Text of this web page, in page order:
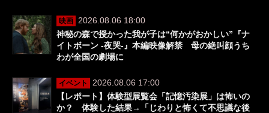
映画
2026.08.06 18:00
神秘の森で授かった我が子は“何かがおかしい”『ナ
イトボーン -夜哭-』本編映像解禁 母の絶叫顔うち
わが全国の劇場に
イベント
2026.08.06 17:00
【レポート】体験型展覧会「記憶汚染展」は怖いの
か？ 体験した結果→「じわりと怖くて不思議な後